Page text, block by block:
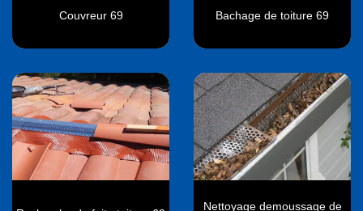
Couvreur 69 Bachage de toiture 69
Nettoyage demoussage de